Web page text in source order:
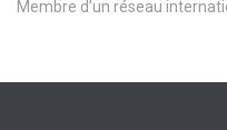
Membre d’un réseau